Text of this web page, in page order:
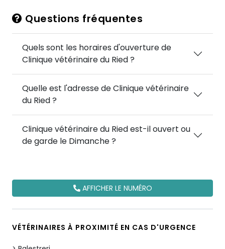
Questions fréquentes
Quels sont les horaires d'ouverture de
Clinique vétérinaire du Ried ?
Quelle est l'adresse de Clinique vétérinaire
du Ried ?
Clinique vétérinaire du Ried est-il ouvert ou
de garde le Dimanche ?
AFFICHER LE NUMÉRO
VÉTÉRINAIRES À PROXIMITÉ EN CAS D'URGENCE